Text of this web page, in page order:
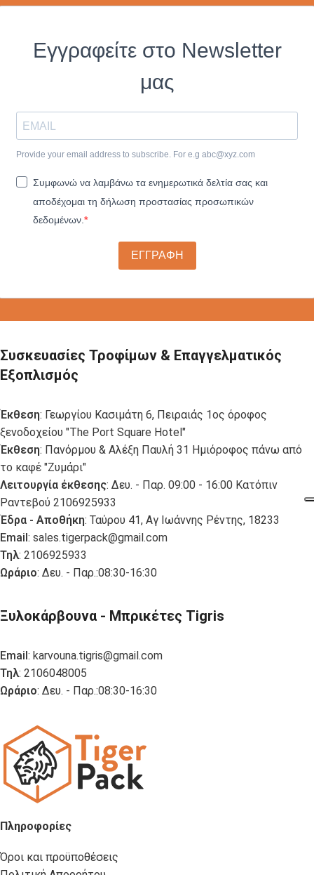
Εγγραφείτε στο Newsletter
μας
Provide your email address to subscribe. For e.g abc@xyz.com
Συμφωνώ να λαμβάνω τα ενημερωτικά δελτία σας και
αποδέχομαι τη δήλωση προστασίας προσωπικών
δεδομένων.
ΕΓΓΡΑΦΗ
Συσκευασίες Τροφίμων & Επαγγελματικός
Εξοπλισμός
Έκθεση: Γεωργίου Κασιμάτη 6, Πειραιάς 1ος όροφος
ξενοδοχείου "The Port Square Hotel"
Έκθεση: Πανόρμου & Αλέξη Παυλή 31 Ημιόροφος πάνω από
το καφέ "Ζυμάρι"
Λειτουργία έκθεσης: Δευ. - Παρ. 09:00 - 16:00 Κατόπιν
Ραντεβού 2106925933
Έδρα - Αποθήκη: Ταύρου 41, Αγ Ιωάννης Ρέντης, 18233
Email: sales.tigerpack@gmail.com
Τηλ: 2106925933
Ωράριο: Δευ. - Παρ.:08:30-16:30
Ξυλοκάρβουνα - Μπρικέτες Tigris
Email: karvouna.tigris@gmail.com
Τηλ: 2106048005
Ωράριο: Δευ. - Παρ.:08:30-16:30
Πληροφορίες
Όροι και προϋποθέσεις